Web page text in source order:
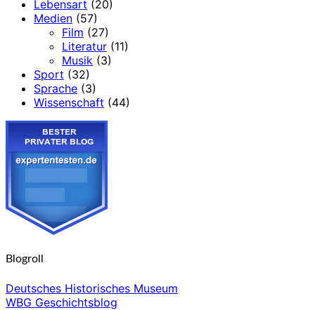
Lebensart (20)
Medien (57)
Film (27)
Literatur (11)
Musik (3)
Sport (32)
Sprache (3)
Wissenschaft (44)
Blogroll
Deutsches Historisches Museum
WBG Geschichtsblog